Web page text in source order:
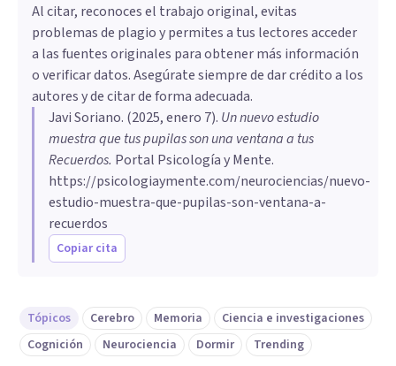
Al citar, reconoces el trabajo original, evitas
problemas de plagio y permites a tus lectores acceder
a las fuentes originales para obtener más información
o verificar datos. Asegúrate siempre de dar crédito a los
autores y de citar de forma adecuada.
Javi Soriano. (2025, enero 7). Un nuevo estudio
muestra que tus pupilas son una ventana a tus
Recuerdos. Portal Psicología y Mente.
https://psicologiaymente.com/neurociencias/nuevo-
estudio-muestra-que-pupilas-son-ventana-a-
recuerdos
Copiar cita
Tópicos Cerebro Memoria
Ciencia e investigaciones
Cognición
Neurociencia Dormir Trending